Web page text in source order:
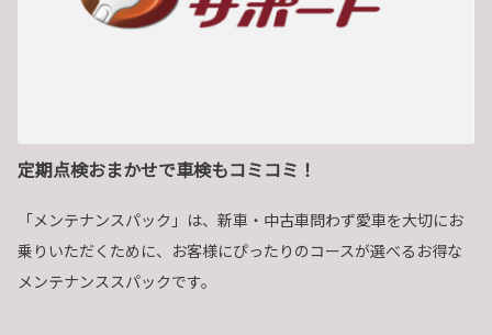
定期点検おまかせで車検もコミコミ！
「メンテナンスパック」は、新車・中古車問わず愛車を大切にお
乗りいただくために、お客様にぴったりのコースが選べるお得な
メンテナンススパックです。